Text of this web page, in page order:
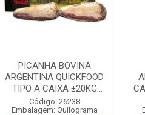
PICANHA BOVINA
ARGENTINA QUICKFOOD
TIPO A CAIXA ±20KG
PEÇAS ...
Código: 26238
Embalagem: Quilograma